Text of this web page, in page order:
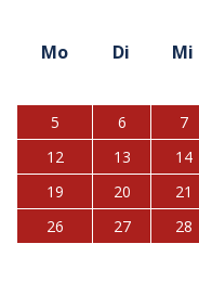
Mo
Di Mi
5
6 7
12
13 14
19
20 21
26
27 28